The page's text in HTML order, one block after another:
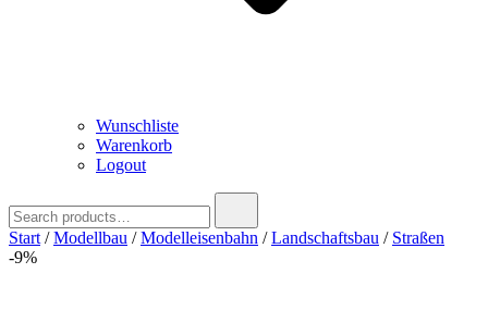
Wunschliste
Warenkorb
Logout
for:
Start /Modellbau /Modelleisenbahn /Landschaftsbau / Straßen
-9%